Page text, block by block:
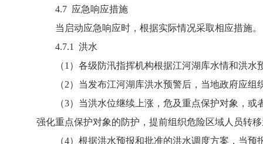
4.7 应急响应措施
当启动应急响应时，根据实际情况采取相应措施。
4.7.1 洪水
（1）各级防汛指挥机构根据江河湖库水情和洪水
（2）当发布江河湖库洪水预警后，当地政府应组
（3）当洪水位继续上涨，危及重点保护对象，或
强化重点保护对象的防护，提前组织危险区域人员转
（4）根据洪水预报和批准的洪水调度方案，当预